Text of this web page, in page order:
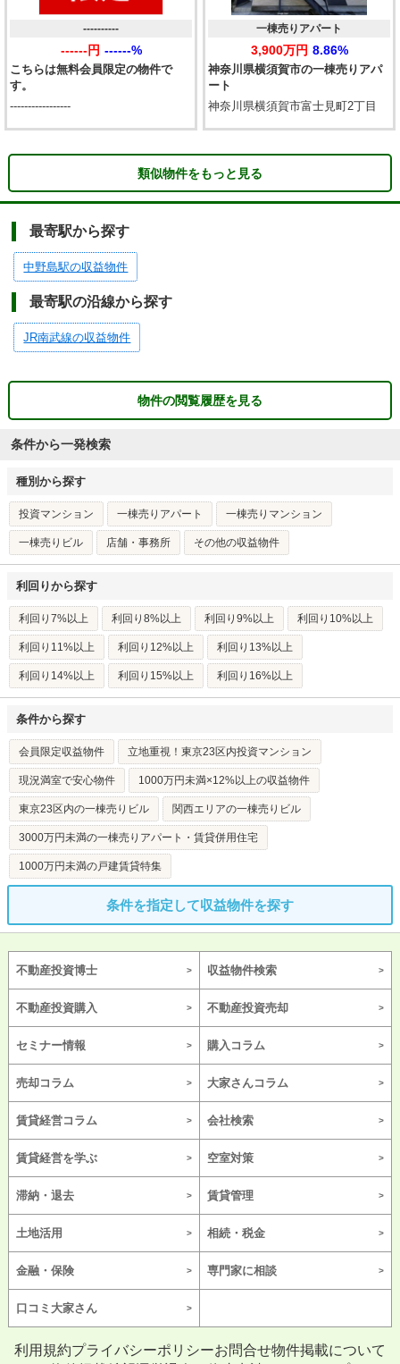
こちらは無料会員限定の物件で
す。
----------
------円 ------%
-----------------
神奈川県横須賀市の一棟売りアパ
ート
一棟売りアパート
3,900万円 8.86%
神奈川県横須賀市富士見町2丁目
類似物件をもっと見る
最寄駅から探す
中野島駅の収益物件
最寄駅の沿線から探す
JR南武線の収益物件
物件の閲覧履歴を見る
条件から一発検索
種別から探す
投資マンション 一棟売りアパート 一棟売りマンション
一棟売りビル 店舗・事務所 その他の収益物件
利回りから探す
利回り7%以上 利回り8%以上 利回り9%以上 利回り10%以上
利回り11%以上 利回り12%以上 利回り13%以上
利回り14%以上 利回り15%以上 利回り16%以上
条件から探す
会員限定収益物件 立地重視！東京23区内投資マンション
現況満室で安心物件 1000万円未満×12%以上の収益物件
東京23区内の一棟売りビル 関西エリアの一棟売りビル
3000万円未満の一棟売りアパート・賃貸併用住宅
1000万円未満の戸建賃貸特集
条件を指定して収益物件を探す
不動産投資博士 収益物件検索
不動産投資購入 不動産投資売却
セミナー情報 購入コラム
売却コラム 大家さんコラム
賃貸経営コラム 会社検索
賃貸経営を学ぶ 空室対策
滞納・退去 賃貸管理
土地活用 相続・税金
金融・保険 専門家に相談
口コミ大家さん
利用規約プライバシーポリシーお問合せ物件掲載について